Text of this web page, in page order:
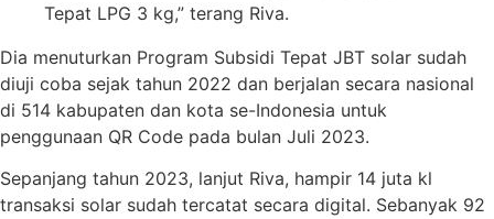
Tepat LPG 3 kg,” terang Riva.
Dia menuturkan Program Subsidi Tepat JBT solar sudah
diuji coba sejak tahun 2022 dan berjalan secara nasional
di 514 kabupaten dan kota se-Indonesia untuk
penggunaan QR Code pada bulan Juli 2023.
Sepanjang tahun 2023, lanjut Riva, hampir 14 juta kl
transaksi solar sudah tercatat secara digital. Sebanyak 92